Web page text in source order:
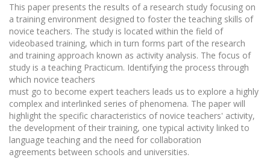
This paper presents the results of a research study focusing on
a training environment designed to foster the teaching skills of
novice teachers. The study is located within the field of
videobased training, which in turn forms part of the research
and training approach known as activity analysis. The focus of
study is a teaching Practicum. Identifying the process through
which novice teachers
must go to become expert teachers leads us to explore a highly
complex and interlinked series of phenomena. The paper will
highlight the specific characteristics of novice teachers' activity,
the development of their training, one typical activity linked to
language teaching and the need for collaboration
agreements between schools and universities.